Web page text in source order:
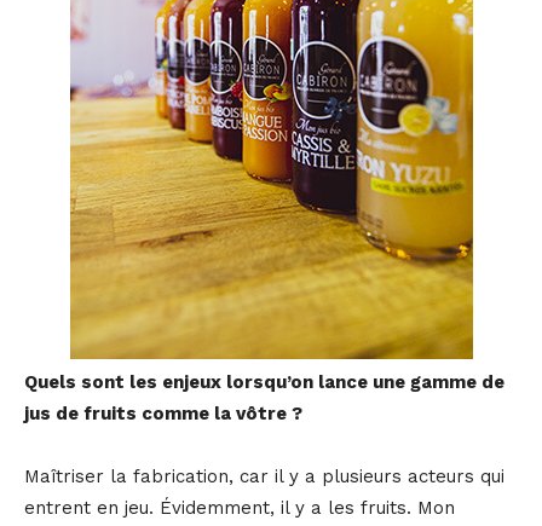
Quels sont les enjeux lorsqu’on lance une gamme de
jus de fruits comme la vôtre ?
Maîtriser la fabrication, car il y a plusieurs acteurs qui
entrent en jeu. Évidemment, il y a les fruits. Mon